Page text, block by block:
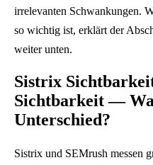
s
i
t
o
irrelevanten Schwankungen.
so wichtig ist, erklärt der
weiter unten.
Sistrix
Sichtbarkeit —
Unterschied?
Sistrix und SEMrush messen